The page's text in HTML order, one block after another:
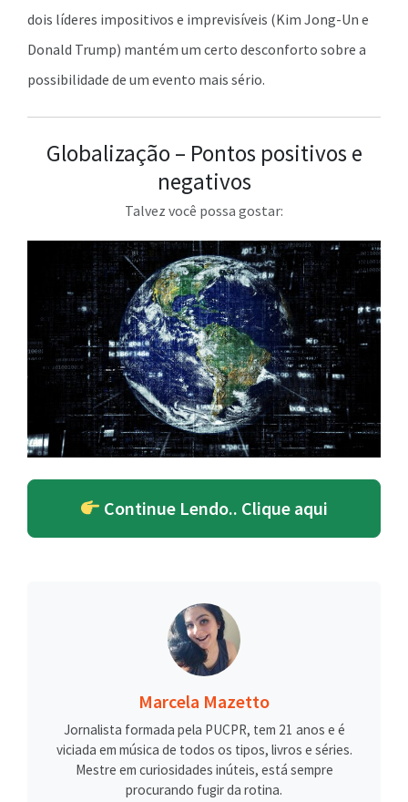
dois líderes impositivos e imprevisíveis (Kim Jong-Un e
Donald Trump) mantém um certo desconforto sobre a
possibilidade de um evento mais sério.
Globalização – Pontos positivos e
negativos
Talvez você possa gostar:
Continue Lendo.. Clique aqui
Marcela Mazetto
Jornalista formada pela PUCPR, tem 21 anos e é
viciada em música de todos os tipos, livros e séries.
Mestre em curiosidades inúteis, está sempre
procurando fugir da rotina.